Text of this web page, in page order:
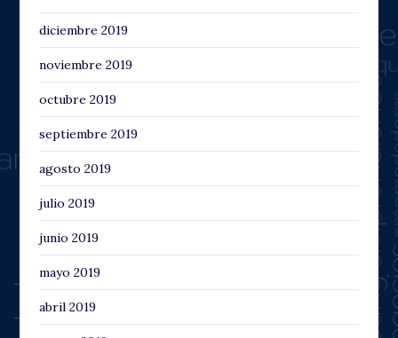
diciembre 2019
noviembre 2019
octubre 2019
septiembre 2019
agosto 2019
julio 2019
junio 2019
mayo 2019
abril 2019